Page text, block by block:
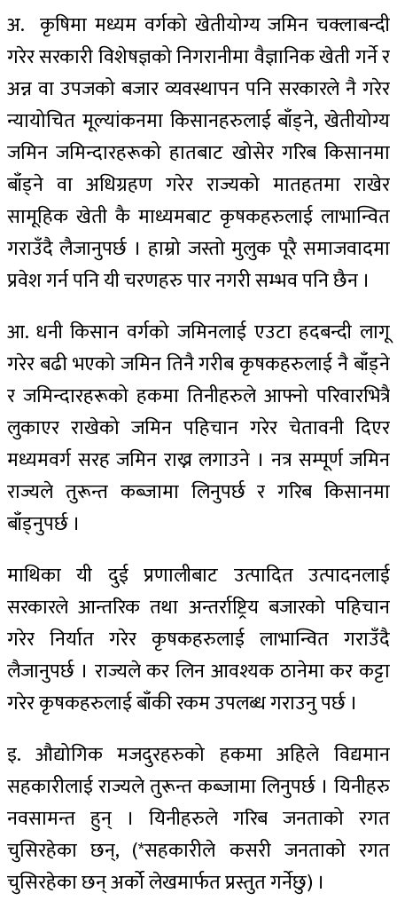
अ. कृषिमा मध्यम वर्गको खेतीयोग्य जमिन चक्लाबन्दी
गरेर सरकारी विशेषज्ञको निगरानीमा वैज्ञानिक खेती गर्ने र
अन्न वा उपजको बजार व्यवस्थापन पनि सरकारले नै गरेर
न्यायोचित मूल्यांकनमा किसानहरुलाई बाँड्ने, खेतीयोग्य
जमिन जमिन्दारहरूको हातबाट खोसेर गरिब किसानमा
बाँड्ने वा अधिग्रहण गरेर राज्यको मातहतमा राखेर
सामूहिक खेती कै माध्यमबाट कृषकहरुलाई लाभान्वित
गराउँदै लैजानुपर्छ । हाम्रो जस्तो मुलुक पूरै समाजवादमा
प्रवेश गर्न पनि यी चरणहरु पार नगरी सम्भव पनि छैन ।
आ. धनी किसान वर्गको जमिनलाई एउटा हदबन्दी लागू
गरेर बढी भएको जमिन तिनै गरीब कृषकहरुलाई नै बाँड्ने
र जमिन्दारहरूको हकमा तिनीहरुले आफ्नो परिवारभित्रै
लुकाएर राखेको जमिन पहिचान गरेर चेतावनी दिएर
मध्यमवर्ग सरह जमिन राख्न लगाउने । नत्र सम्पूर्ण जमिन
राज्यले तुरून्त कब्जामा लिनुपर्छ र गरिब किसानमा
बाँड्नुपर्छ ।
माथिका यी दुई प्रणालीबाट उत्पादित उत्पादनलाई
सरकारले आन्तरिक तथा अन्तर्राष्ट्रिय बजारको पहिचान
गरेर निर्यात गरेर कृषकहरुलाई लाभान्वित गराउँदै
लैजानुपर्छ । राज्यले कर लिन आवश्यक ठानेमा कर कट्टा
गरेर कृषकहरुलाई बाँकी रकम उपलब्ध गराउनु पर्छ ।
इ. औद्योगिक मजदुरहरुको हकमा अहिले विद्यमान
सहकारीलाई राज्यले तुरून्त कब्जामा लिनुपर्छ । यिनीहरु
नवसामन्त हुन् । यिनीहरुले गरिब जनताको रगत
चुसिरहेका छन्, (*सहकारीले कसरी जनताको रगत
चुसिरहेका छन् अर्को लेखमार्फत प्रस्तुत गर्नेछु) ।